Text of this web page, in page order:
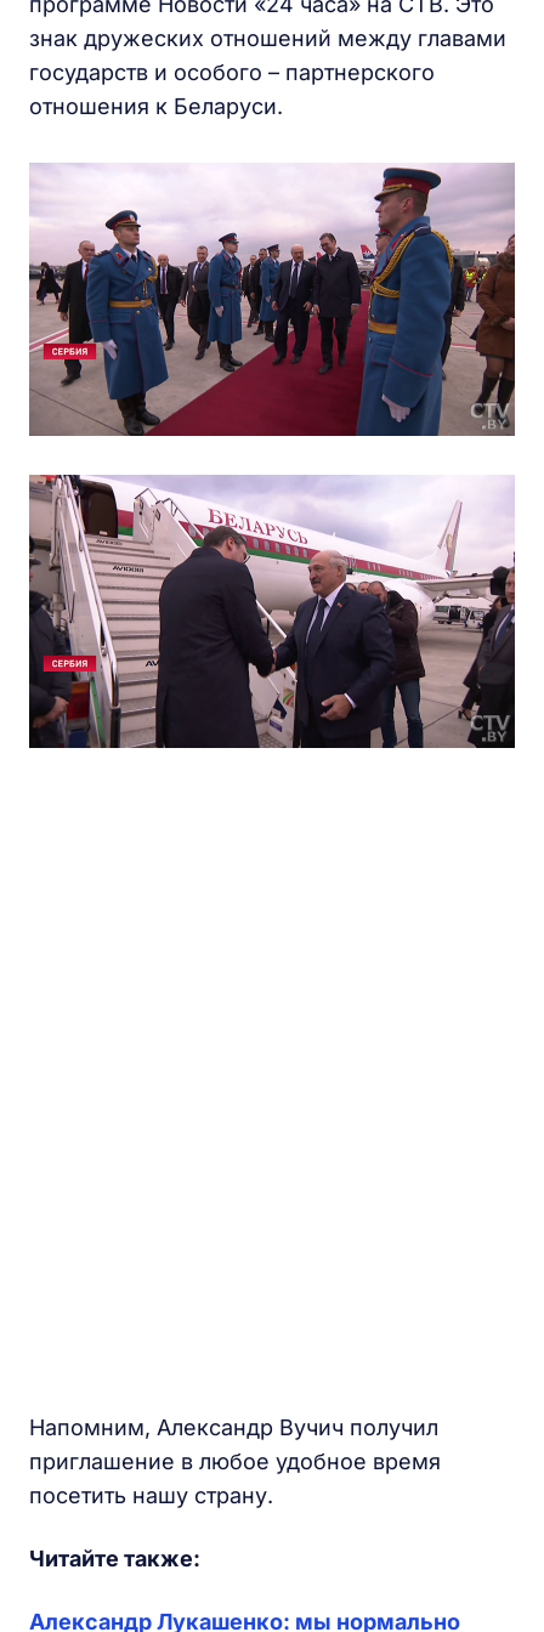
знак дружеских отношений между главами
государств и особого – партнерского
отношения к Беларуси.
Напомним, Александр Вучич получил
приглашение в любое удобное время
посетить нашу страну.
Читайте также:
Александр Лукашенко: мы нормально